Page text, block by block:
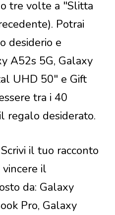
tre volte a "Slitta
Potrai
desiderio e
A52s 5G, Galaxy
UHD 50" e Gift
tra i 40
regalo desiderato.
il tuo racconto
il
da: Galaxy
Pro, Galaxy